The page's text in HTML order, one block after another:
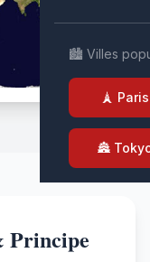
🏙️ Villes
🗼 Paris
🏯
Principe